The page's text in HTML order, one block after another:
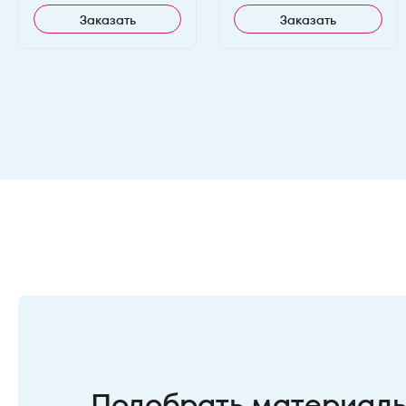
Заказать Заказать